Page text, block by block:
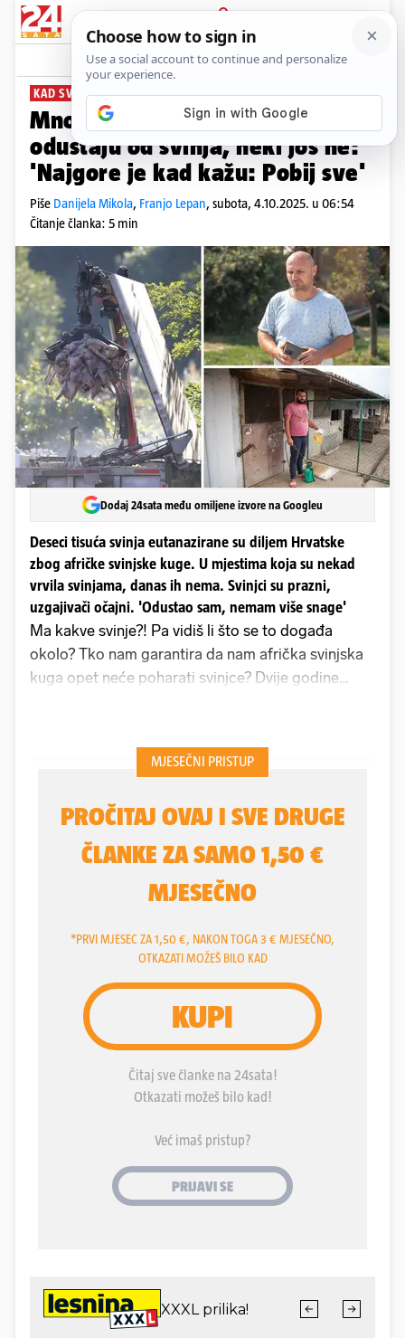
PRIJAVA
News Komentari
KAD SVINJE UTIHNU PLUS+
Mnogi uzgajivači zbog kuge već
odustaju od svinja, neki još ne:
'Najgore je kad kažu: Pobij sve'
Piše Danijela Mikola, Franjo Lepan, subota, 4.10.2025. u 06:54
Čitanje članka: 5 min
Dodaj 24sata među omiljene izvore na Googleu
Deseci tisuća svinja eutanazirane su diljem Hrvatske
zbog afričke svinjske kuge. U mjestima koja su nekad
vrvila svinjama, danas ih nema. Svinjci su prazni,
uzgajivači očajni. 'Odustao sam, nemam više snage'
Ma kakve svinje?! Pa vidiš li što se to događa
okolo? Tko nam garantira da nam afrička svinjska
kuga opet neće poharati svinjce? Dvije godine
ostao bez 200 komada, ne pada mi na pamet
uzimati svinje. Bar dok postoji bojazan od kuge,
koji je bio jedan od većih svinjogojaca u
vinkovačkom kraju.